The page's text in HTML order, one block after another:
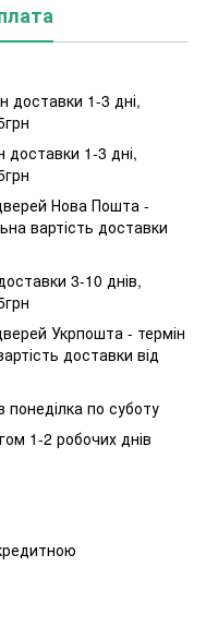
доставки 1-3 дні,
1-3 дні,
Нова Пошта -
вартість доставки
3-10 днів,
Укрпошта - термін
доставки від
понеділка по суботу
1-2 робочих днів